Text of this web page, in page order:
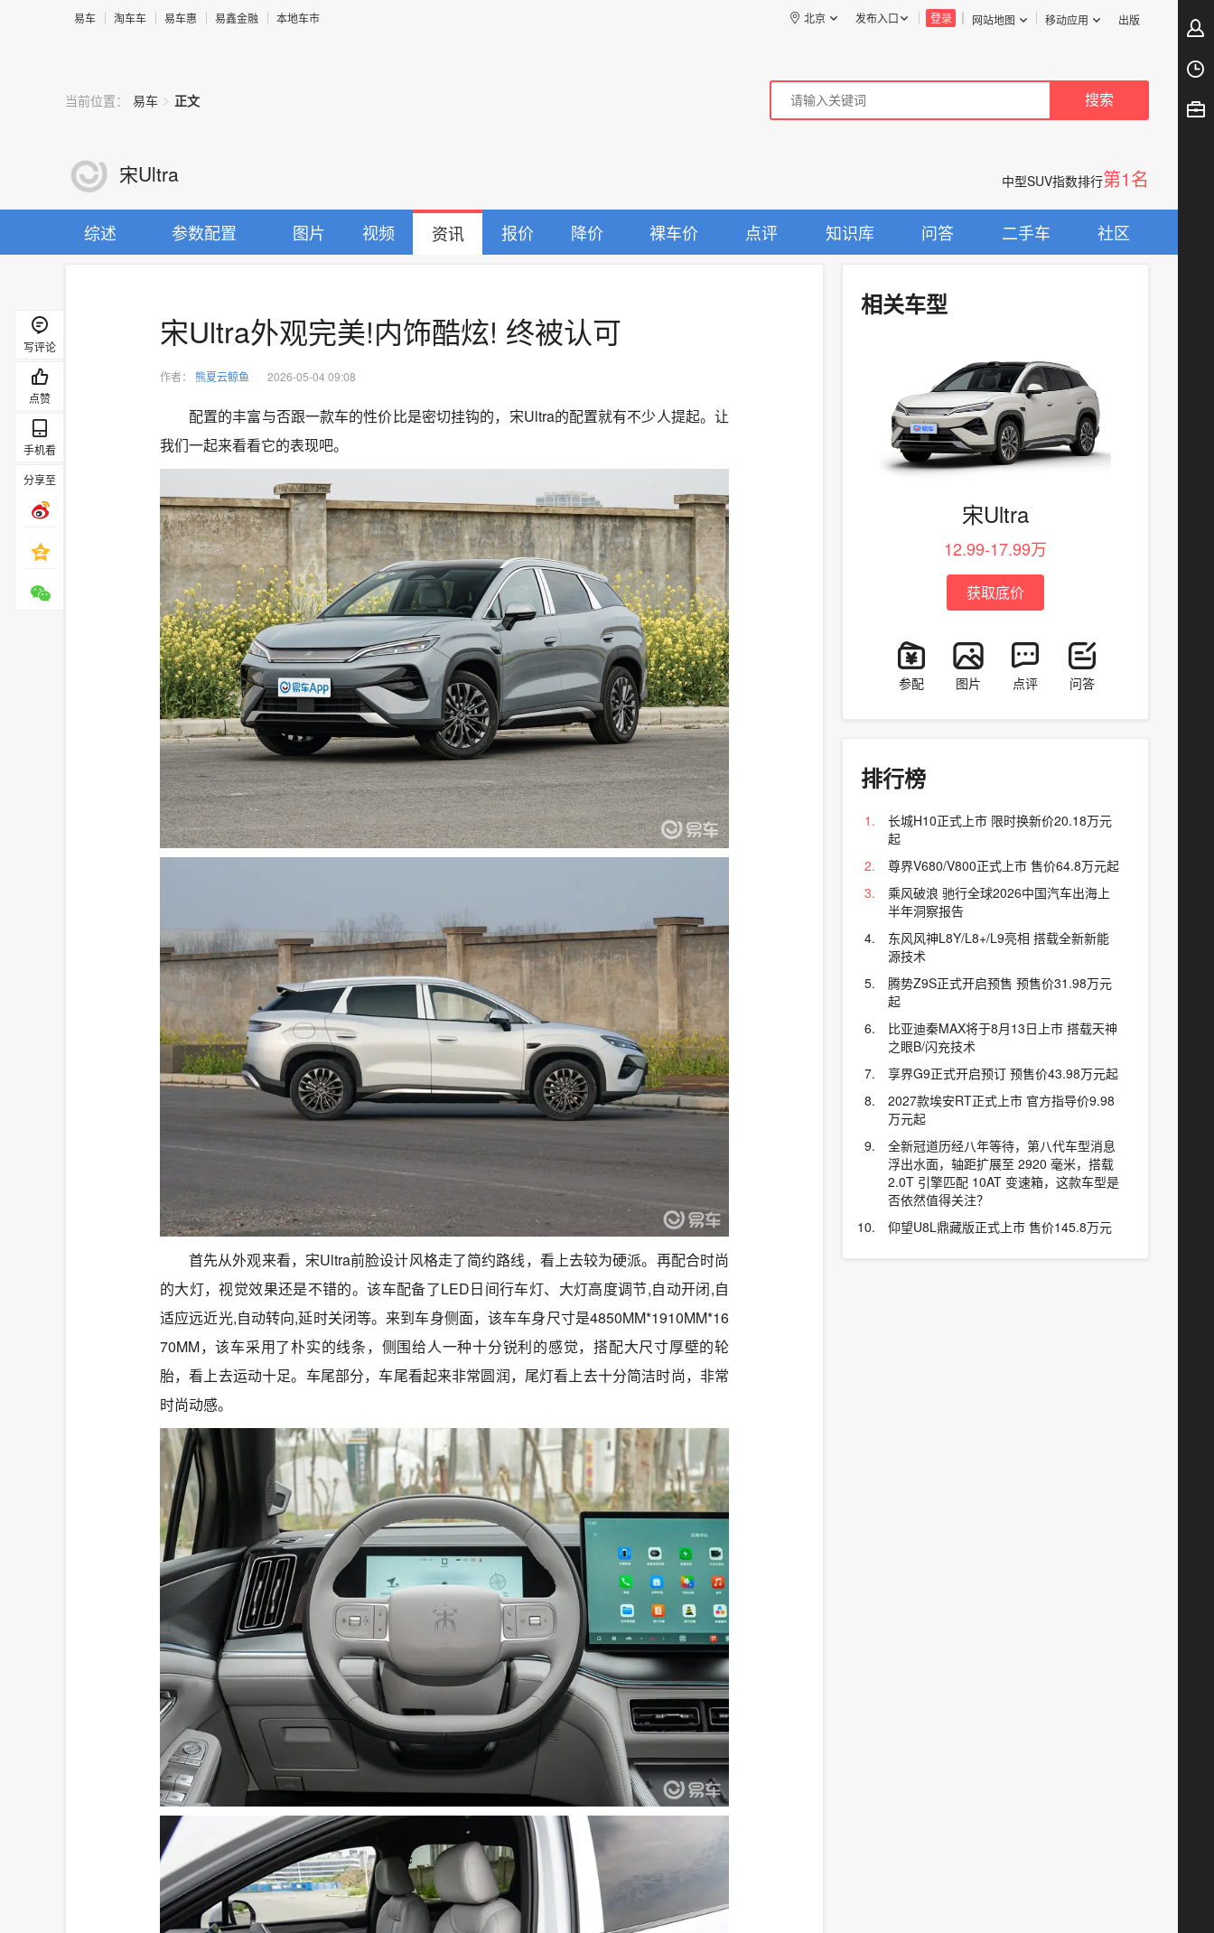
易车 淘车车 易车惠 易鑫金融 本地车市 网站地图 移动应用 出版
登录
发布入口
北京
当前位置： 易车 > 正文
宋Ultra 中型SUV指数排行第1名
综述 参数配置 图片 视频 资讯 报价 降价 裸车价 点评 知识库 问答 二手车 社区
写评论
点赞
手机看
分享至
宋Ultra外观完美!内饰酷炫! 终被认可
作者： 熊夏云鲸鱼 2026-05-04 09:08
配置的丰富与否跟一款车的性价比是密切挂钩的，宋Ultra的配置就有不少人提起。让
我们一起来看看它的表现吧。
首先从外观来看，宋Ultra前脸设计风格走了简约路线，看上去较为硬派。再配合时尚
的大灯，视觉效果还是不错的。该车配备了LED日间行车灯、大灯高度调节,自动开闭,自
适应远近光,自动转向,延时关闭等。来到车身侧面，该车车身尺寸是4850MM*1910MM*16
70MM，该车采用了朴实的线条，侧围给人一种十分锐利的感觉，搭配大尺寸厚壁的轮
胎，看上去运动十足。车尾部分，车尾看起来非常圆润，尾灯看上去十分简洁时尚，非常
时尚动感。
相关车型
宋Ultra
12.99-17.99万
获取底价
参配 图片 点评 问答
排行榜
长城H10正式上市 限时换新价20.18万元
起
尊界V680/V800正式上市 售价64.8万元起
乘风破浪 驰行全球2026中国汽车出海上
半年洞察报告
东风风神L8Y/L8+/L9亮相 搭载全新新能
源技术
腾势Z9S正式开启预售 预售价31.98万元
起
比亚迪秦MAX将于8月13日上市 搭载天神
之眼B/闪充技术
享界G9正式开启预订 预售价43.98万元起
2027款埃安RT正式上市 官方指导价9.98
万元起
全新冠道历经八年等待，第八代车型消息
浮出水面，轴距扩展至 2920 毫米，搭载
2.0T 引擎匹配 10AT 变速箱，这款车型是
否依然值得关注？
仰望U8L鼎藏版正式上市 售价145.8万元